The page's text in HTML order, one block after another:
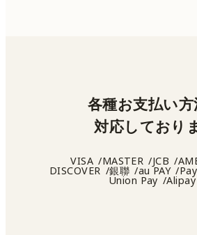
各種お支払い方
対応しており
VISA MASTER JCB
DISCOVER 銀聯 au PAY
Union Pay Alipay